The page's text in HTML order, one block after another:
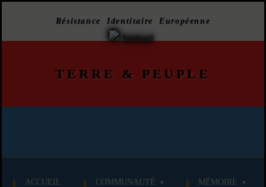
Résistance Identitaire Européenne
TERRE & PEUPLE
ACCUEIL COMMUNAUTÉ MÉMOIRE